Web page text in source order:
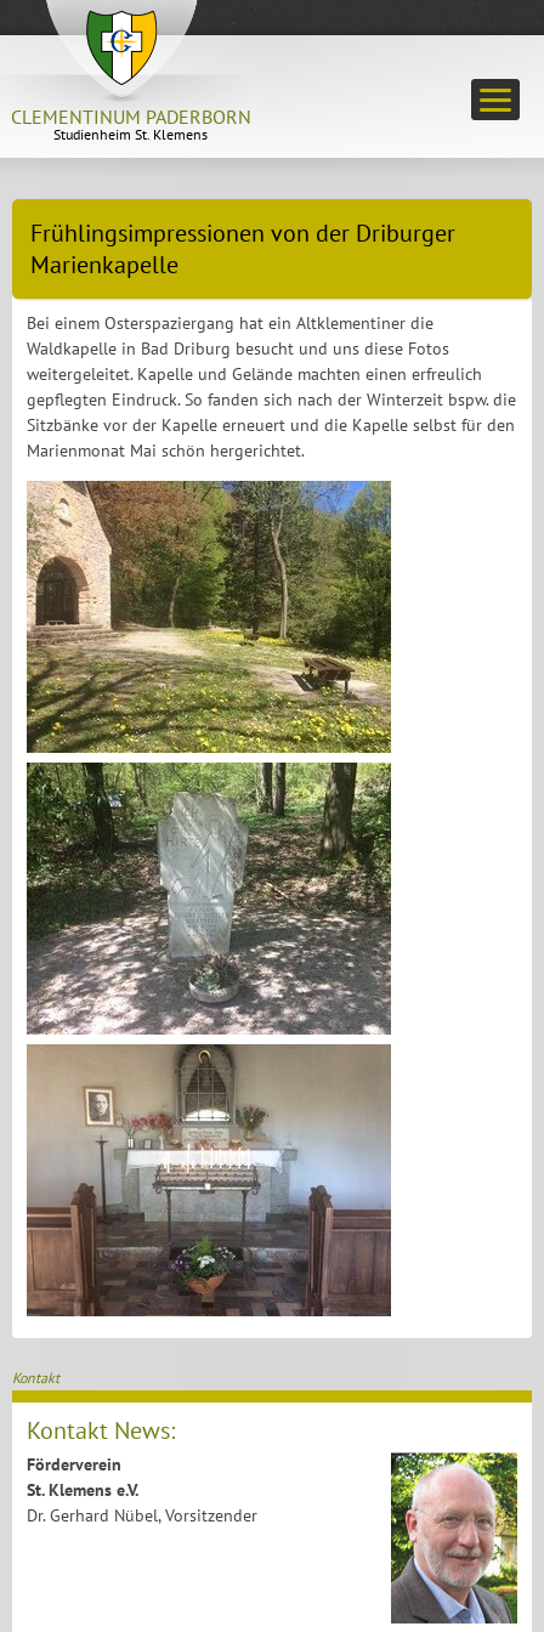
CLEMENTINUM PADERBORN
Studienheim St. Klemens
Frühlingsimpressionen von der Driburger
Marienkapelle
Bei einem Osterspaziergang hat ein Altklementiner die
Waldkapelle in Bad Driburg besucht und uns diese Fotos
weitergeleitet. Kapelle und Gelände machten einen erfreulich
gepflegten Eindruck. So fanden sich nach der Winterzeit bspw. die
Sitzbänke vor der Kapelle erneuert und die Kapelle selbst für den
Marienmonat Mai schön hergerichtet.
Kontakt
Kontakt News:
Förderverein
St. Klemens e.V.
Dr. Gerhard Nübel, Vorsitzender